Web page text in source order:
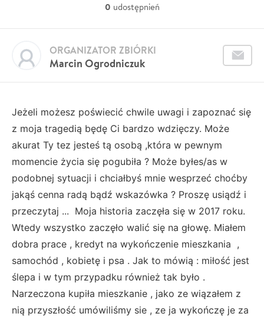
0 udostępnień
Marcin Ogrodniczuk
ORGANIZATOR ZBIÓRKI
Jeżeli możesz poświecić chwile uwagi i zapoznać się
z moja tragedią będę Ci bardzo wdzięczy. Może
akurat Ty tez jesteś tą osobą ,która w pewnym
momencie życia się pogubiła ? Może byłes/as w
podobnej sytuacji i chciałbyś mnie wesprzeć choćby
jakąś cenna radą bądź wskazówka ? Proszę usiądź i
przeczytaj ... Moja historia zaczęła się w 2017 roku.
Wtedy wszystko zaczęło walić się na głowę. Miałem
dobra prace , kredyt na wykończenie mieszkania ,
samochód , kobietę i psa . Jak to mówią : miłość jest
ślepa i w tym przypadku również tak było .
Narzeczona kupiła mieszkanie , jako ze wiązałem z
nią przyszłość umówiliśmy sie , ze ja wykończę je za